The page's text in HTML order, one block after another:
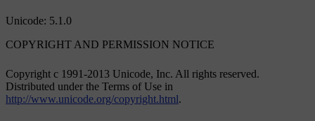
Unicode: 5.1.0
COPYRIGHT AND PERMISSION NOTICE
Copyright c 1991-2013 Unicode, Inc. All rights reserved.
Distributed under the Terms of Use in
http://www.unicode.org/copyright.html.